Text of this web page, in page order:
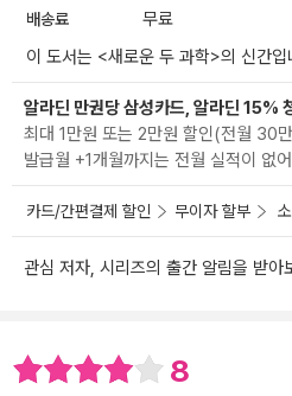
배송료
무료
이 도서는 <새로운 두 과학>의 신간입
알라딘 만권당 삼성카드, 알라딘 15%
최대 1만원 또는 2만원 할인(전월 30
발급월 +1개월까지는 전월 실적이 없
카드/간편결제 할인 무이자 할부
관심 저자, 시리즈의 출간 알림을 받아
8